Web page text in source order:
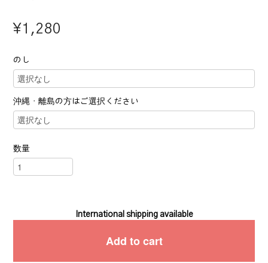
¥1,280
のし
沖縄・離島の方はご選択ください
数量
International shipping available
Add to cart